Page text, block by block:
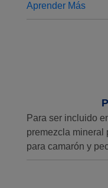
Aprender Más
Para ser incluido
premezcla mineral
para camarón y